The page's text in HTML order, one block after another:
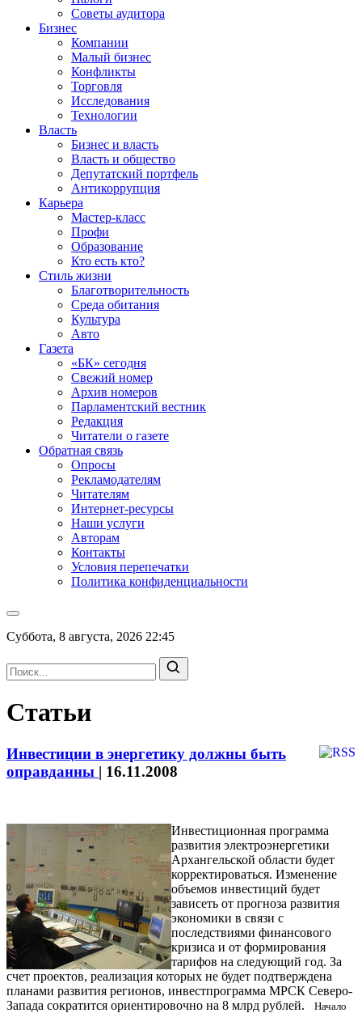
Советы аудитора
Бизнес
Компании
Малый бизнес
Конфликты
Торговля
Исследования
Технологии
Власть
Бизнес и власть
Власть и общество
Депутатский портфель
Антикоррупция
Карьера
Мастер-класс
Профи
Образование
Кто есть кто?
Стиль жизни
Благотворительность
Среда обитания
Культура
Авто
Газета
«БК» сегодня
Свежий номер
Архив номеров
Парламентский вестник
Редакция
Читатели о газете
Обратная связь
Опросы
Рекламодателям
Читателям
Интернет-ресурсы
Наши услуги
Авторам
Контакты
Условия перепечатки
Политика конфиденциальности
Суббота, 8 августа, 2026 22:45
Статьи
Инвестиции в энергетику должны быть
оправданны | 16.11.2008
Инвестиционная программа
развития электроэнергетики
Архангельской области будет
корректироваться. Изменение
объемов инвестиций будет
зависеть от прогноза развития
экономики в связи с
последствиями финансового
кризиса и от формирования
тарифов на следующий год. За
счет проектов, реализация которых не будет подтверждена
планами развития регионов, инвестпрограмма МРСК Северо-
Запада сократится ориентировочно на 8 млрд рублей. Начало